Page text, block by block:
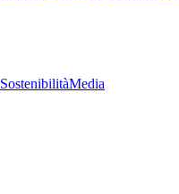
SostenibilitàMedia